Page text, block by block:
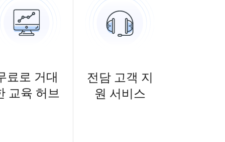
료로 거대
교육 허브
전담 고객 지
원 서비스